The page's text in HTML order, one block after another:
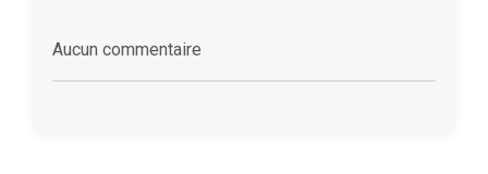
Aucun commentaire